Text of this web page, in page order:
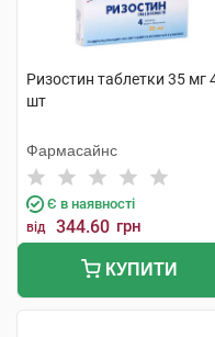
Ризостин таблетки 35 мг
шт
Фармасайнс
Є в наявності
від 344.60 грн
КУПИТИ